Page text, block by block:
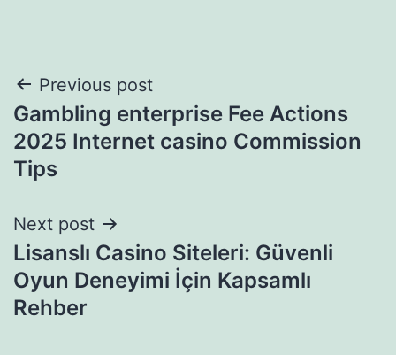
Post
navigation
Previous post
Gambling enterprise Fee Actions
2025 Internet casino Commission
Tips
Next post
Lisanslı Casino Siteleri: Güvenli
Oyun Deneyimi İçin Kapsamlı
Rehber